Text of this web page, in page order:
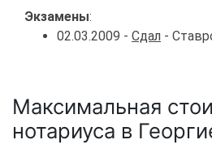
Экзамены:
02.03.2009 - Сдал -
Максимальная
нотариуса в